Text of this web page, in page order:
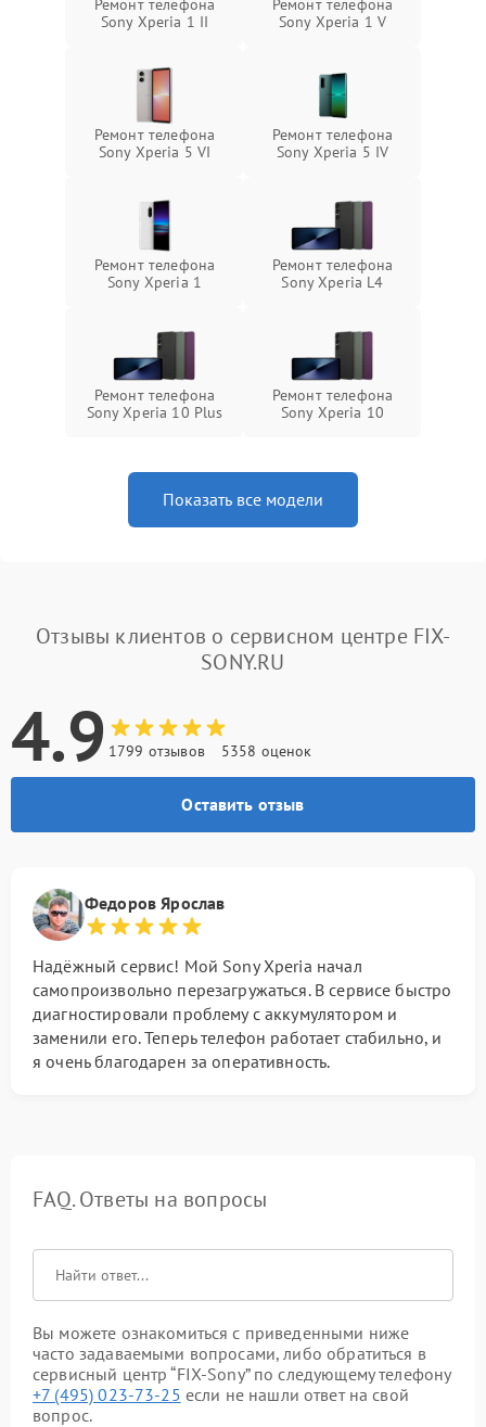
Ремонт телефона
Sony Xperia 1 II
Ремонт телефона
Sony Xperia 1 V
Ремонт телефона
Sony Xperia 5 VI
Ремонт телефона
Sony Xperia 5 IV
Ремонт телефона
Sony Xperia 1
Ремонт телефона
Sony Xperia L4
Ремонт телефона
Sony Xperia 10 Plus
Ремонт телефона
Sony Xperia 10
Показать все модели
Отзывы клиентов о сервисном центре FIX-
SONY.RU
4.9 1799 отзывов 5358 оценок
Оставить отзыв
Федоров Ярослав
Надёжный сервис! Мой Sony Xperia начал
самопроизвольно перезагружаться. В сервисе быстро
диагностировали проблему с аккумулятором и
заменили его. Теперь телефон работает стабильно, и
я очень благодарен за оперативность.
FAQ. Ответы на вопросы
Вы можете ознакомиться с приведенными ниже
часто задаваемыми вопросами, либо обратиться в
сервисный центр “FIX-Sony” по следующему телефону
+7 (495) 023-73-25 если не нашли ответ на свой
вопрос.